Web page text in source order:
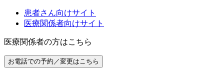
患者さん向けサイト
医療関係者向けサイト
医療関係者の方はこちら
お電話での予約／変更はこちら